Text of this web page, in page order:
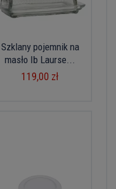
Szklany pojemnik na
masło Ib Laurse...
119,00 zł